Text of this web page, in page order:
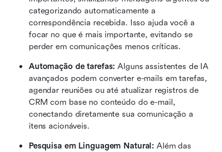
categorizando automaticamente a
correspondência recebida. Isso ajuda você a
focar no que é mais importante, evitando se
perder em comunicações menos críticas.
Automação de tarefas: Alguns assistentes de IA
avançados podem converter e-mails em tarefas,
agendar reuniões ou até atualizar registros de
CRM com base no conteúdo do e-mail,
conectando diretamente sua comunicação a
itens acionáveis.
Pesquisa em Linguagem Natural: Além das